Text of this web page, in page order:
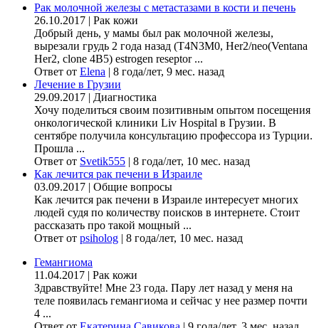
Рак молочной железы с метастазами в кости и печень
26.10.2017 | Рак кожи
Добрый день, у мамы был рак молочной железы,
вырезали грудь 2 года назад (Т4N3M0, Her2/neo(Ventana
Her2, clone 4B5) estrogen reseptor ...
Ответ от Elena | 8 года/лет, 9 мес. назад
Лечение в Грузии
29.09.2017 | Диагностика
Хочу поделиться своим позитивным опытом посещения
онкологической клиники Liv Hospital в Грузии. В
сентябре получила консультацию профессора из Турции.
Прошла ...
Ответ от Svetik555 | 8 года/лет, 10 мес. назад
Как лечится рак печени в Израиле
03.09.2017 | Общие вопросы
Как лечится рак печени в Израиле интересует многих
людей судя по количеству поисков в интернете. Стоит
рассказать про такой мощный ...
Ответ от psiholog | 8 года/лет, 10 мес. назад
Гемангиома
11.04.2017 | Рак кожи
Здравствуйте! Мне 23 года. Пару лет назад у меня на
теле появилась гемангиома и сейчас у нее размер почти
4 ...